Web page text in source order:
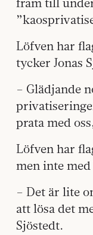
Löfven har
tycker Jonas
– Glädjande
prata med
Löfven har
men inte med
– Det är lite
att lösa det
Sjöstedt.